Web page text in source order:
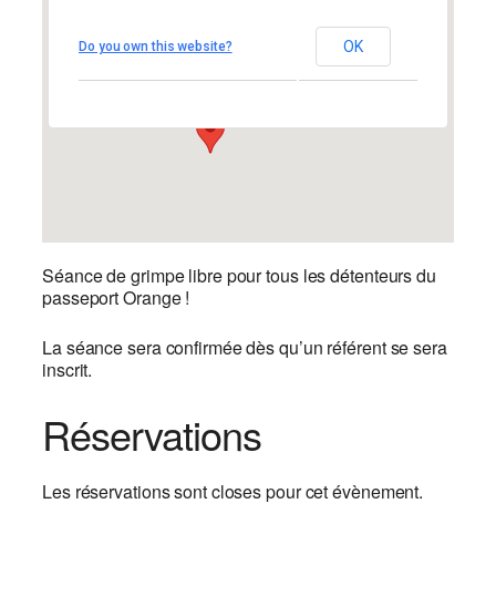
Gymnase du Belvédère
65 Bis Rue Gambetta – Suresnes
Évènements
Do you own this website? OK
Séance de grimpe libre pour tous les détenteurs du
passeport Orange !
La séance sera confirmée dès qu’un référent se sera
inscrit.
Réservations
Les réservations sont closes pour cet évènement.